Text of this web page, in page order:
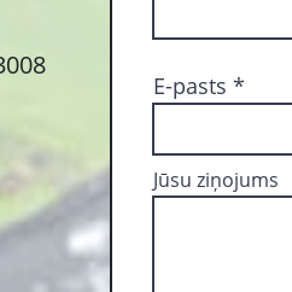
E-pasts
Jūsu ziņojums